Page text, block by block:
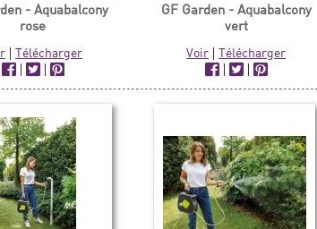
- Aquabalcony
rose
|Télécharger
|
|
GF Garden - Aquabalcony
vert
Voir |Télécharger
|
|